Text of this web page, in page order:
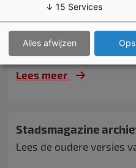
Jouw activiteit in het
Lees meer
Stadsmagazine
Lees de oudere versies
↓ 15 Services
Alles afwijzen